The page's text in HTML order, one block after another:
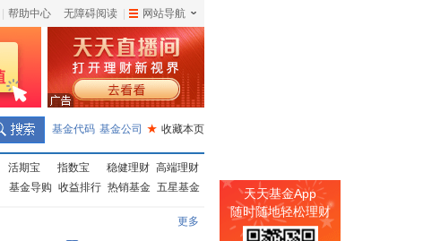
帮助中心 无障碍阅读 网站导航
基金代码 基金公司 ★ 收藏本页
活期宝 指数宝 稳健理财 高端理财
基金导购 收益排行 热销基金 五星基金
更多